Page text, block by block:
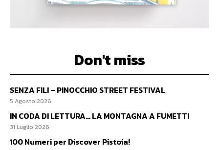
Don't miss
SENZA FILI – PINOCCHIO STREET FESTIVAL
5 Agosto 2026
IN CODA DI LETTURA… LA MONTAGNA A FUMETTI
31 Luglio 2026
100 Numeri per Discover Pistoia!